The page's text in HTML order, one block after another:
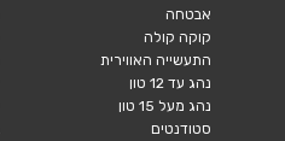
אבטחה
קוקה קולה
התעשייה האווירית
נהג עד 12 טון
נהג מעל 15 טון
סטודנטים